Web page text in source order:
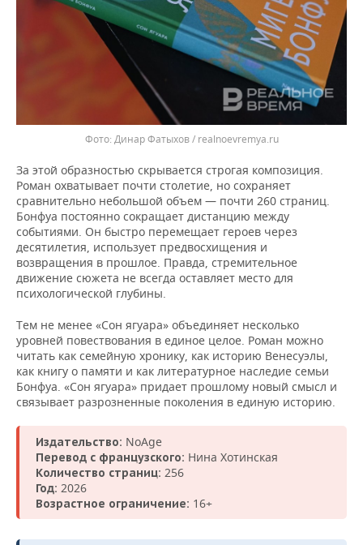
Динар Фатыхов / realnoevremya.ru
За этой образностью скрывается строгая композиция.
Роман охватывает почти столетие, но сохраняет
сравнительно небольшой объем — почти 260 страниц.
Бонфуа постоянно сокращает дистанцию между
событиями. Он быстро перемещает героев через
десятилетия, использует предвосхищения и
возвращения в прошлое. Правда, стремительное
движение сюжета не всегда оставляет место для
психологической глубины.
Тем не менее «Сон ягуара» объединяет несколько
уровней повествования в единое целое. Роман можно
читать как семейную хронику, как историю Венесуэлы,
как книгу о памяти и как литературное наследие семьи
Бонфуа. «Сон ягуара» придает прошлому новый смысл и
связывает разрозненные поколения в единую историю.
Издательство: NoAge
Перевод с французского: Нина Хотинская
Количество страниц: 256
Год: 2026
Возрастное ограничение: 16+